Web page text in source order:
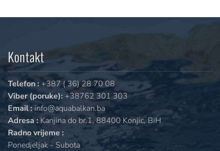
Kontakt
Telefon : +387 ( 36) 28 70 08
Viber (poruke): +38762 301 303
Email :info@aquabalkan.ba
Adresa : Kanjina do br.1, 88400 Konjic, BiH
Radno vrijeme :
Ponedjeljak - Subota